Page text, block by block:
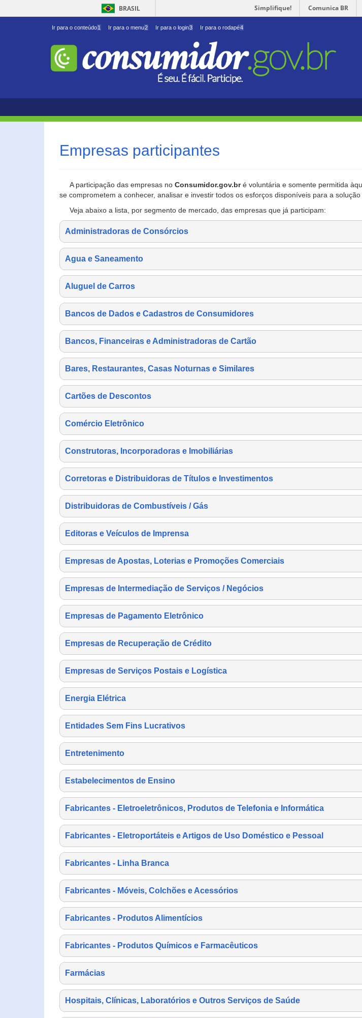
BRASIL Simplifique! Comunica BR
Ir para o conteúdo1 Ir para o menu2 Ir para o login3 Ir para o rodapé4
Empresas participantes
A participação das empresas no Consumidor.gov.bré voluntária e somente permitida
se comprometem a conhecer, analisar e investir todos os esforços disponíveis para a
Veja abaixo a lista, por segmento de mercado, das empresas que já participam:
Administradoras de Consórcios
Agua e Saneamento
Aluguel de Carros
Bancos de Dados e Cadastros de Consumidores
Bancos, Financeiras e Administradoras de Cartão
Bares, Restaurantes, Casas Noturnas e Similares
Cartões de Descontos
Comércio Eletrônico
Construtoras, Incorporadoras e Imobiliárias
Corretoras e Distribuidoras de Títulos e Investimentos
Distribuidoras de Combustíveis / Gás
Editoras e Veículos de Imprensa
Empresas de Apostas, Loterias e Promoções Comerciais
Empresas de Intermediação de Serviços / Negócios
Empresas de Pagamento Eletrônico
Empresas de Recuperação de Crédito
Empresas de Serviços Postais e Logística
Energia Elétrica
Entidades Sem Fins Lucrativos
Entretenimento
Estabelecimentos de Ensino
Fabricantes - Eletroeletrônicos, Produtos de Telefonia e Informática
Fabricantes - Eletroportáteis e Artigos de Uso Doméstico e Pessoal
Fabricantes - Linha Branca
Fabricantes - Móveis, Colchões e Acessórios
Fabricantes - Produtos Alimentícios
Fabricantes - Produtos Químicos e Farmacêuticos
Farmácias
Hospitais, Clínicas, Laboratórios e Outros Serviços de Saúde